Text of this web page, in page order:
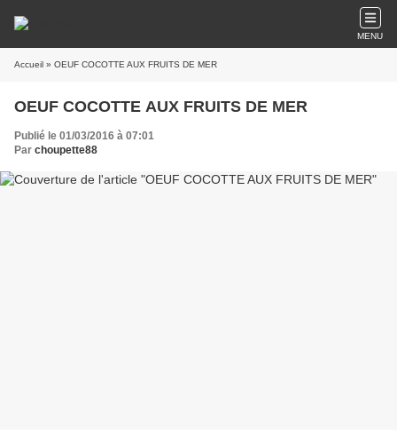
MENU
Accueil » OEUF COCOTTE AUX FRUITS DE MER
OEUF COCOTTE AUX FRUITS DE MER
Publié le 01/03/2016 à 07:01
Par choupette88